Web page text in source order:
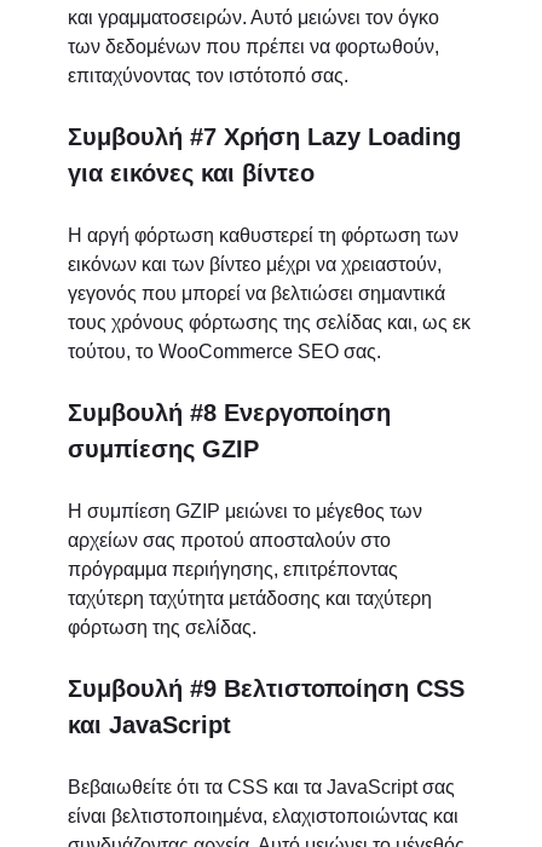
και γραμματοσειρών. Αυτό μειώνει τον όγκο
των δεδομένων που πρέπει να φορτωθούν,
επιταχύνοντας τον ιστότοπό σας.
Συμβουλή #7 Χρήση Lazy Loading
για εικόνες και βίντεο
Η αργή φόρτωση καθυστερεί τη φόρτωση των
εικόνων και των βίντεο μέχρι να χρειαστούν,
γεγονός που μπορεί να βελτιώσει σημαντικά
τους χρόνους φόρτωσης της σελίδας και, ως εκ
τούτου, το WooCommerce SEO σας.
Συμβουλή #8 Ενεργοποίηση
συμπίεσης GZIP
Η συμπίεση GZIP μειώνει το μέγεθος των
αρχείων σας προτού αποσταλούν στο
πρόγραμμα περιήγησης, επιτρέποντας
ταχύτερη ταχύτητα μετάδοσης και ταχύτερη
φόρτωση της σελίδας.
Συμβουλή #9 Βελτιστοποίηση CSS
και JavaScript
Βεβαιωθείτε ότι τα CSS και τα JavaScript σας
είναι βελτιστοποιημένα, ελαχιστοποιώντας και